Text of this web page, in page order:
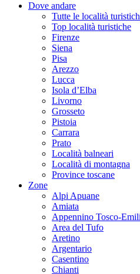
Dove andare
Tutte le località
Top località turistiche
Firenze
Siena
Pisa
Arezzo
Lucca
Isola d’Elba
Livorno
Grosseto
Pistoia
Carrara
Prato
Località balneari
Località di montagna
Province toscane
Zone
Alpi Apuane
Amiata
Appennino Tosco-
Area del Tufo
Aretino
Argentario
Casentino
Chianti